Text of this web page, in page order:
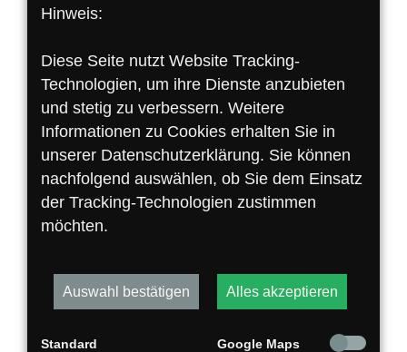
Fachbetrieb für die Entsorgung in Peine und
Hambühren bei Celle. Beide Standorte sind
für Sie verkehrsgünstig gelegen und bequem
mit dem Auto erreichbar.
Schon gewusst? Bauschutt mit dem eigenen
Anhänger anliefern, sperriges selbst zum
Struck Recyclinghof bringen: Auf den
und in Peine ist das rangieren mit dem
eigenen Fahrzeug für Sie unproblematisch.
Unsere Standorte sind optimal für PKW und
LKW angelegt – selbst für eine Anlieferung
Hinweis:
Diese Seite nutzt Website Tracking-
Technologien, um ihre Dienste anzubieten
und stetig zu verbessern. Weitere
Informationen zu Cookies erhalten Sie in
unserer Datenschutzerklärung. Sie können
nachfolgend auswählen, ob Sie dem Einsatz
der Tracking-Technologien zustimmen
möchten.
Auswahl bestätigen Alles akzeptieren
Standard Google Maps